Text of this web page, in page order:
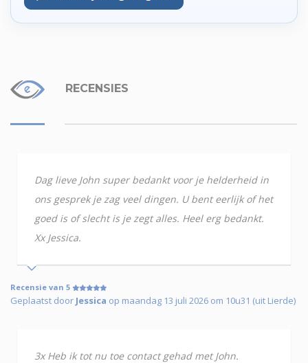
RECENSIES
Dag lieve John super bedankt voor je helderheid in
ons gesprek je zag veel dingen. U bent eerlijk of het
goed is of slecht is je zegt alles. Heel erg bedankt.
Xx Jessica.
Recensie van 5
Geplaatst door Jessica op maandag 13 juli 2026 om 10u31 (uit Lierde)
3x Heb ik tot nu toe contact gehad met John.